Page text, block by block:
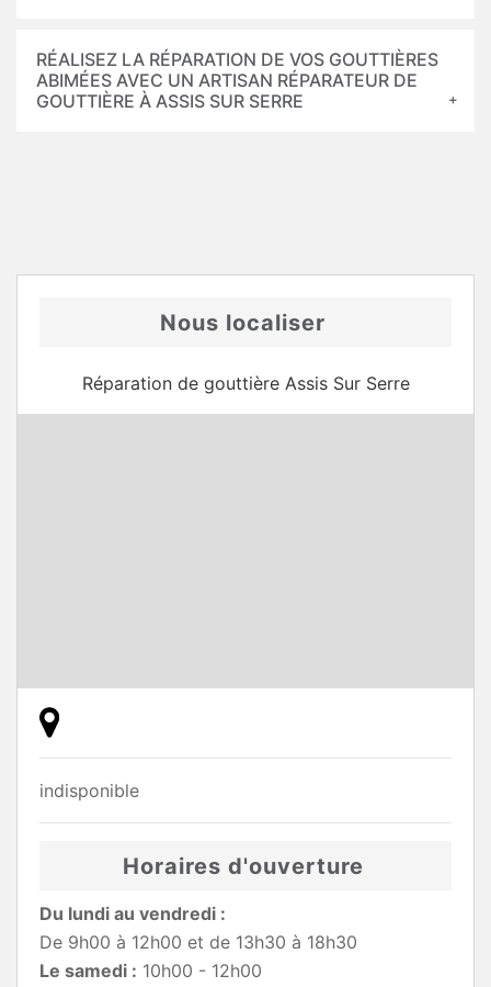
RÉALISEZ LA RÉPARATION DE VOS GOUTTIÈRES
ABIMÉES AVEC UN ARTISAN RÉPARATEUR DE
GOUTTIÈRE À ASSIS SUR SERRE
Nous localiser
Réparation de gouttière Assis Sur Serre
indisponible
Horaires d'ouverture
Du lundi au vendredi :
De 9h00 à 12h00 et de 13h30 à 18h30
Le samedi : 10h00 - 12h00